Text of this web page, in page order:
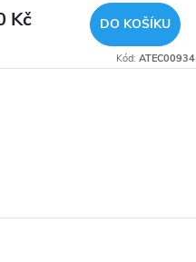
Kč DO KOŠÍKU
Kód: ATEC00934